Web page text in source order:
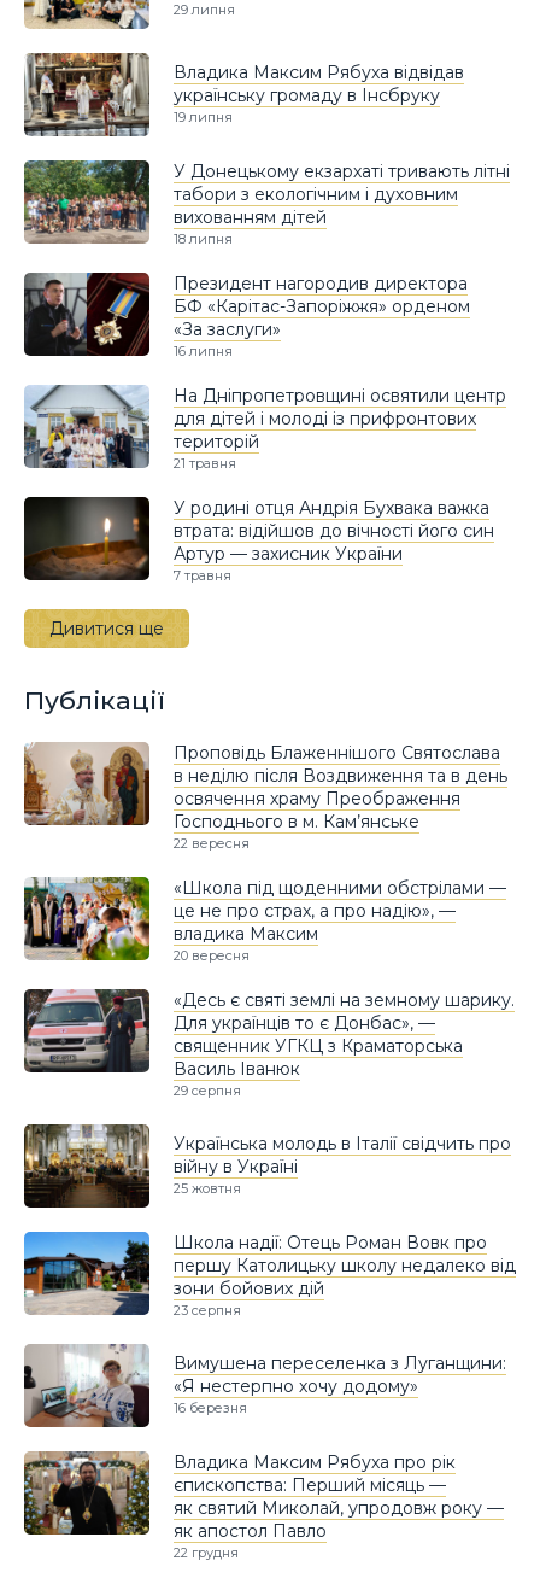
29 липня
Владика Максим Рябуха відвідав
українську громаду в Інсбруку
19 липня
У Донецькому екзархаті тривають літні
табори з екологічним і духовним
вихованням дітей
18 липня
Президент нагородив директора
БФ «Карітас-Запоріжжя» орденом
«За заслуги»
16 липня
На Дніпропетровщині освятили центр
для дітей і молоді із прифронтових
територій
21 травня
У родині отця Андрія Бухвака важка
втрата: відійшов до вічності його син
Артур — захисник України
7 травня
Дивитися ще
Публікації
Проповідь Блаженнішого Святослава
в неділю після Воздвиження та в день
освячення храму Преображення
Господнього в м. Кам’янське
22 вересня
«Школа під щоденними обстрілами —
це не про страх, а про надію», —
владика Максим
20 вересня
«Десь є святі землі на земному шарику.
Для українців то є Донбас», —
священник УГКЦ з Краматорська
Василь Іванюк
29 серпня
Українська молодь в Італії свідчить про
війну в Україні
25 жовтня
Школа надії: Отець Роман Вовк про
першу Католицьку школу недалеко від
зони бойових дій
23 серпня
Вимушена переселенка з Луганщини:
«Я нестерпно хочу додому»
16 березня
Владика Максим Рябуха про рік
єпископства: Перший місяць —
як святий Миколай, упродовж року —
як апостол Павло
22 грудня